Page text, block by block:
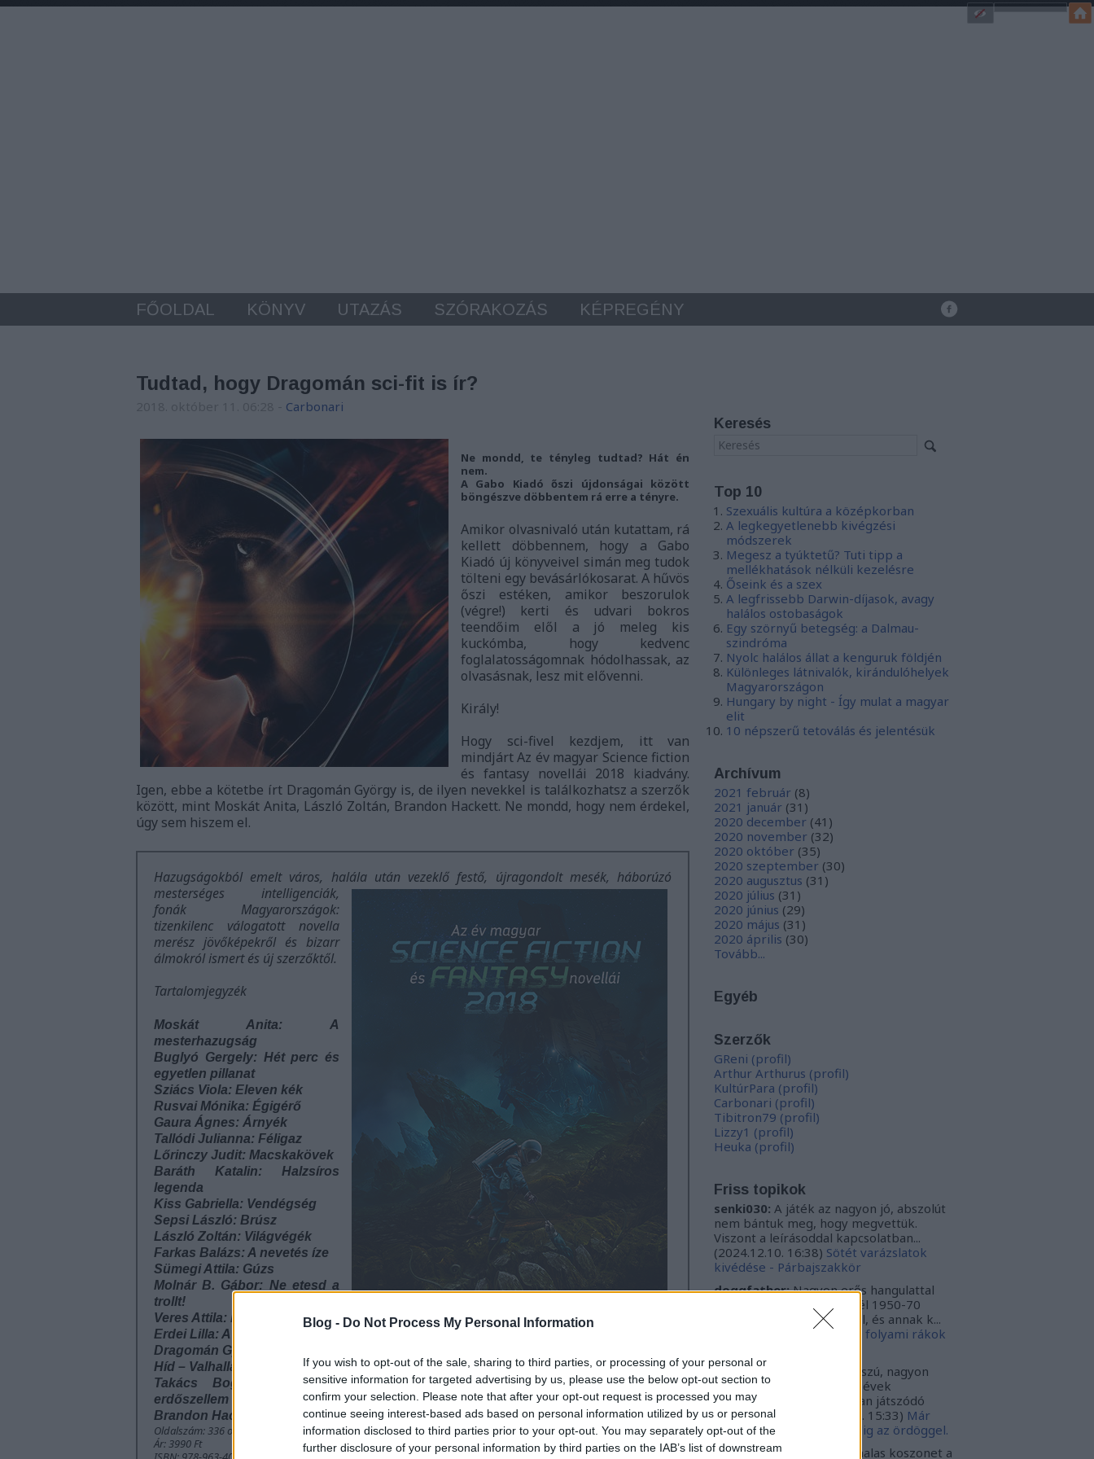
Blog - Do Not Process My Personal Information
If you wish to opt-out of the sale, sharing to third parties, or processing of your personal or
sensitive information for targeted advertising by us, please use the below opt-out section to
confirm your selection. Please note that after your opt-out request is processed you may
continue seeing interest-based ads based on personal information utilized by us or personal
information disclosed to third parties prior to your opt-out. You may separately opt-out of the
further disclosure of your personal information by third parties on the IAB’s list of downstream
FŐOLDAL KÖNYV UTAZÁS SZÓRAKOZÁS KÉPREGÉNY
Tudtad, hogy Dragomán sci-fit is ír?
Carbonari
Ne mondd, te tényleg tudtad? Hát én
nem.
A Gabo Kiadó őszi újdonságai között
böngészve döbbentem rá erre a tényre.
Amikor olvasnivaló után kutattam, rá
kellett döbbennem, hogy a Gabo
Kiadó új könyveivel simán meg tudok
tölteni egy bevásárlókosarat. A hűvös
őszi estéken, amikor beszorulok
(végre!) kerti és udvari bokros
teendőim elől a jó meleg kis
kuckómba, hogy kedvenc
foglalatosságomnak hódolhassak, az
olvasásnak, lesz mit elővenni.
Király!
Hogy sci-fivel kezdjem, itt van
mindjárt Az év magyar Science fiction
és fantasy novellái 2018 kiadvány.
Igen, ebbe a kötetbe írt Dragomán György is, de ilyen nevekkel is találkozhatsz a szerzők
között, mint Moskát Anita, László Zoltán, Brandon Hackett. Ne mondd, hogy nem érdekel,
úgy sem hiszem el.
Hazugságokból emelt város, halála után vezeklő festő, újragondolt mesék, háborúzó
mesterséges intelligenciák,
fonák Magyarországok:
tizenkilenc válogatott novella
merész jövőképekről és bizarr
álmokról ismert és új szerzőktől.
Tartalomjegyzék
Moskát Anita: A
mesterhazugság
Buglyó Gergely: Hét perc és
egyetlen pillanat
Sziács Viola: Eleven kék
Rusvai Mónika: Égigérő
Gaura Ágnes: Árnyék
Tallódi Julianna: Féligaz
Lőrinczy Judit: Macskakövek
Baráth Katalin: Halzsíros
legenda
Kiss Gabriella: Vendégség
Sepsi László: Brúsz
László Zoltán: Világvégék
Farkas Balázs: A nevetés íze
Sümegi Attila: Gúzs
Molnár B. Gábor: Ne etesd a
trollt!
Veres Attila: Fekete talán
Erdei Lilla: A jégkorszak tanúi
Dragomán György: Kőasztal –
Híd – Valhalla
Takács Bogi: Erdőszellem,
erdőszellem
Brandon Hackett: Mesterséges istenek
Oldalszám: 336 oldal
Ár: 3990 Ft
Keresés
Top 10
Szexuális kultúra a középkorban
A legkegyetlenebb kivégzési
módszerek
Megesz a tyúktetű? Tuti tipp a
mellékhatások nélküli kezelésre
Őseink és a szex
A legfrissebb Darwin-díjasok, avagy
halálos ostobaságok
Egy szörnyű betegség: a Dalmau-
szindróma
Nyolc halálos állat a kenguruk földjén
Különleges látnivalók, kirándulóhelyek
Magyarországon
Hungary by night - Így mulat a magyar
elit
10 népszerű tetoválás és jelentésük
Archívum
2021 február (8)
2021 január (31 )
2020 december (41 )
2020 november (32)
2020 október (35)
2020 szeptember (30)
2020 augusztus (31 )
2020 július (31 )
2020 június (29)
2020 május (31 )
2020 április (30)
Tovább...
Egyéb
Szerzők
GReni (profil)
Arthur Arthurus (profil)
KultúrPara (profil)
Carbonari (profil)
Tibitron79 (profil)
Lizzy1 (profil)
Heuka (profil)
Friss topikok
senki030: A játék az nagyon jó, abszolút
nem bántuk meg, hogy megvettük.
Viszont a leírásoddal kapcsolatban...
(2024.12.10. 16:38) Sötét varázslatok
kivédése - Párbajszakkör
doggfather:Nagyon erős hangulattal
hozza az amerikai mélydél 1950-70
közötti idejét. A krimi szál, és annak k...
2024.02.20. 16:24
Ahol a folyami rákok
doggfather:
Nagyon hosszú, nagyon
lassan építkező 50-70-es évek
középnyugat amerikájában játszódó
izgalmas tör...
2022.03.30. 15:33) Már
megint az ördöggel. Mindig az ördöggel.
M0ncsa:Carbonari szia, halas koszonet a